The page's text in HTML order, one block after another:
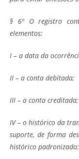
§ 6º O registro
elementos:
I – a data da
II – a conta debitada;
III – a conta creditada;
IV – o histórico da
suporte, de forma
histórico padronizado;